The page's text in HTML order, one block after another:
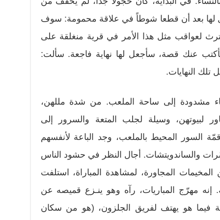
لها بعد أن قطعا شوطاً في علاقة محمومة: سوف
لعواقب مثل هذا الأمر في قرية منغلقة على
عنك قصة، سأجعل لها نهاية فاجعة. سألت:
تلك النهايات.
مشدودة إلى ساحة الملعب. من شدة مللهن،
لبيوتهن، وسيلة لجلب المتعة والسرور إلى
السور المحيط بالملعب، وجد الباعة لأنفسهم
والساندويتشات. أجال النظر في حشود الناس
المخيمات المجاورة، لمشاهدة المباراة، استلفت
إنه مهرّج المباريات، رآه وهو ينـزع قميصه عن
هو يهتف لفريق الجلزون، (هو من سكان